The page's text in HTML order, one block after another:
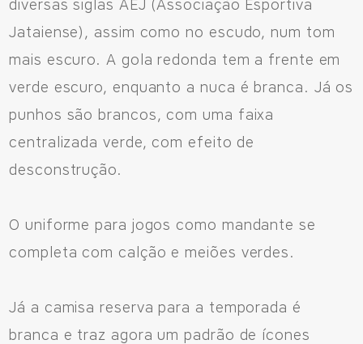
diversas siglas AEJ (Associação Esportiva
Jataiense), assim como no escudo, num tom
mais escuro. A gola redonda tem a frente em
verde escuro, enquanto a nuca é branca. Já os
punhos são brancos, com uma faixa
centralizada verde, com efeito de
desconstrução.
O uniforme para jogos como mandante se
completa com calção e meiões verdes.
Já a camisa reserva para a temporada é
branca e traz agora um padrão de ícones